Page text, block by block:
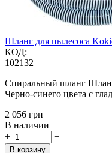
Шланг для пылесоса
КОД:
102132
Спиральный шланг
Черно-синего цвета с
‍2 056‍ грн
В наличии
+
−
В корзину